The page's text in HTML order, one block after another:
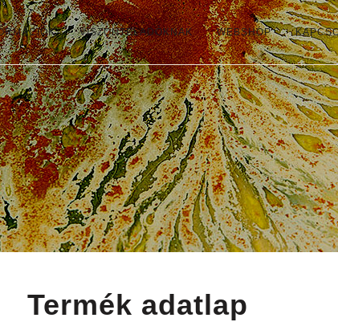
VISZONTELADÓKNAK WEBSHOP
Termék adatlap